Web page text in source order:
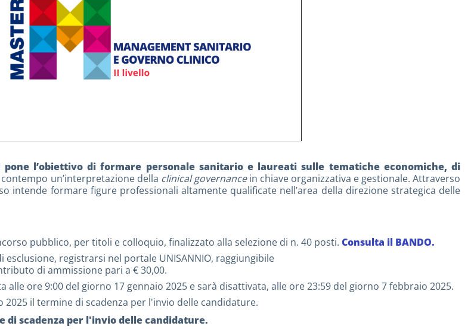
pone l’obiettivo di formare personale sanitario e laureati sulle tematiche economiche, di
un’interpretazione della clinical governancein chiave organizzativa e gestionale. Attraverso
formare figure professionali altamente qualificate nell’area della direzione strategica delle
pubblico, per titoli e colloquio, finalizzato alla selezione di n. 40 posti. Consulta il BANDO.
registrarsi nel portale UNISANNIO, raggiungibile
di ammissione pari a € 30,00.
ore 9:00 del giorno 17 gennaio 2025 e sarà disattivata, alle ore 23:59 del giorno 7 febbraio 2025.
2025 il termine di scadenza per l'invio delle candidature.
di scadenza per l'invio delle candidature.